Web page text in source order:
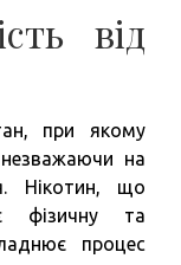
від
при якому
на
Нікотин, що
фізичну та
процес